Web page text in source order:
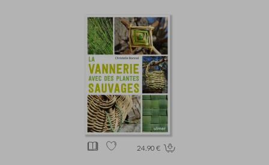
24.90 €